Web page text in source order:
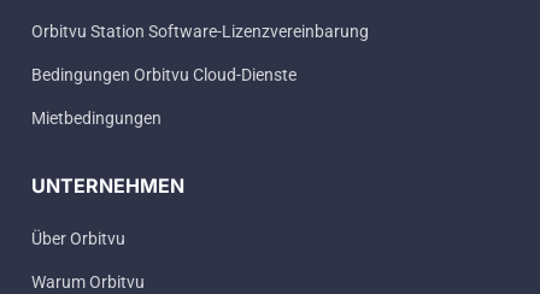
Orbitvu Station Software-Lizenzvereinbarung
Bedingungen Orbitvu Cloud-Dienste
Mietbedingungen
UNTERNEHMEN
Über Orbitvu
Warum Orbitvu